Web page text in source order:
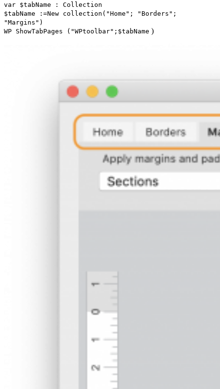
var $tabName : Collection
$tabName :=New collection ("Home"; "Borders";
"Margins")
WP ShowTabPages ("WPtoolbar"; $tabName )